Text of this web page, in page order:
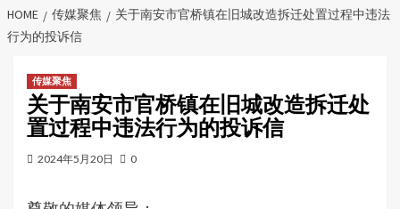
HOME 传媒聚焦
关于南安市官桥镇在旧城改造拆迁处置过程中违法
行为的投诉信
传媒聚焦
关于南安市官桥镇在旧城改造拆迁处
置过程中违法行为的投诉信
2024年5月20日 0